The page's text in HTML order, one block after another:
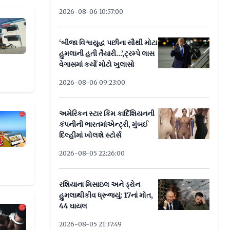
રૂપિયા ઓળવી જનાર સંચાલક સામે ફરિયાદ
નકલી વેબસાઈટ બનાવી લોકોના ખિસ્સા ખંખેર્યા
પુત્રએ જ પિતાને ગળે ટૂંપો આપી પતાવી દીધો
2026-08-06 10:57:00
‘બીજા વિશ્વયુદ્ધ પછીના સૌથી મોટા
હુમલાની હતી તૈયારી...’,ટ્રમ્પે લાસ
વેગાસમાં કર્યો મોટો ખુલાસો
2026-08-06 09:23:00
અમેરિકન સ્ટાર કિમ કાર્દિશિયનની
કંપનીની ભારતમાંએન્ટ્રી, મુંબઈ
દિલ્હીમાં ખોલશે સ્ટોર્સ
2026-08-05 22:26:00
રશિયાના મિસાઇલ અને ડ્રોન
હુમલાથીકીવ ધ્રૂજ્યું: 17નાં મોત,
44 ઘાયલ
2026-08-05 21:37:49